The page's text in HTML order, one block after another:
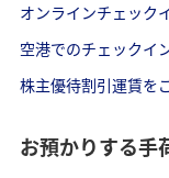
オンラインチェック
空港でのチェックイ
株主優待割引運賃を
お預かりする手